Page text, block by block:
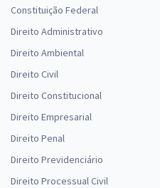
Constituição Federal
Direito Administrativo
Direito Ambiental
Direito Civil
Direito Constitucional
Direito Empresarial
Direito Penal
Direito Previdenciário
Direito Processual Civil